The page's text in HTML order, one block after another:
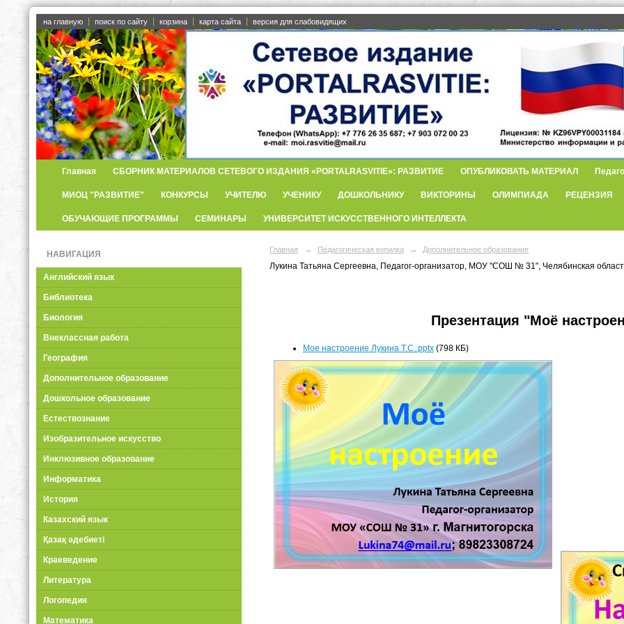
на главную поиск по сайту корзина карта сайта версия для слабовидящих
Главная СБОРНИК МАТЕРИАЛОВ СЕТЕВОГО ИЗДАНИЯ «PORTALRASVITIE»: РАЗВИТИЕ ОПУБЛИКОВАТЬ МАТЕРИАЛ
МИОЦ "РАЗВИТИЕ" КОНКУРСЫ УЧИТЕЛЮ УЧЕНИКУ ДОШКОЛЬНИКУ ВИКТОРИНЫ ОЛИМПИАДА РЕЦЕНЗИЯ
ОБУЧАЮЩИЕ ПРОГРАММЫ СЕМИНАРЫ УНИВЕРСИТЕТ ИСКУССТВЕННОГО ИНТЕЛЛЕКТА
НАВИГАЦИЯ
Английский язык
Библиотека
Биология
Внеклассная работа
География
Дополнительное образование
Дошкольное образование
Естествознание
Изобразительное искусство
Инклюзивное образование
Информатика
История
Казахский язык
Қазақ әдебиеті
Краеведение
Литература
Логопедия
Математика
Главная → Педагогическая копилка → Дополнительное образование
Лукина Татьяна Сергеевна, Педагог-организатор, МОУ "СОШ № 31", Челябинская
Презентация "Моё
Мое настроение Лукина Т.С..pptx (798 КБ)